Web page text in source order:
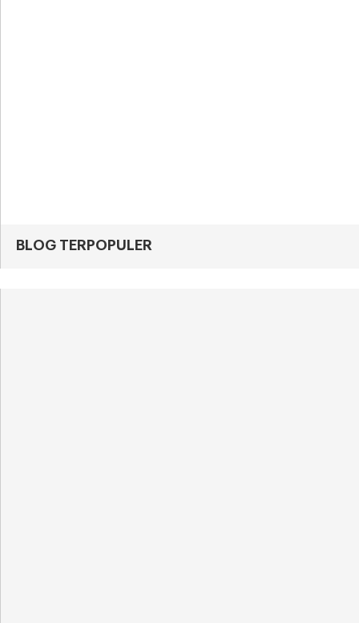
BLOG TERPOPULER